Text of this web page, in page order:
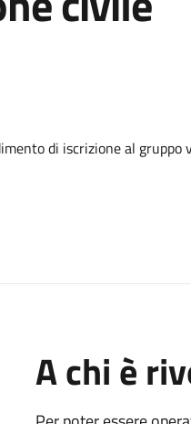
di iscrizione al
A chi è